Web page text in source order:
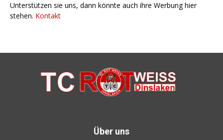
Unterstützen sie uns, dann könnte auch ihre Werbung hier
stehen. Kontakt
Über uns